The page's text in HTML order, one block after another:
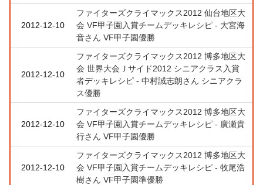
2012-12-10
ファイターズクライマックス2012 仙台地区大
会 VF甲子園入賞チームデッキレシピ - 大宮海
音さん VF甲子園優勝
2012-12-10
ファイターズクライマックス2012 博多地区大
会 世界大会Ｊサイド2012 シニアクラス入賞
者デッキレシピ - 中村誠志朗さん シニアクラ
ス優勝
2012-12-10
ファイターズクライマックス2012 博多地区大
会 VF甲子園入賞チームデッキレシピ - 廣瀬貴
行さん VF甲子園優勝
2012-12-10
ファイターズクライマックス2012 博多地区大
会 VF甲子園入賞チームデッキレシピ - 牧尾浩
樹さん VF甲子園準優勝